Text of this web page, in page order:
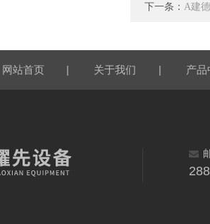
下一条： A建
网站首页 | 关于我们 | 产品